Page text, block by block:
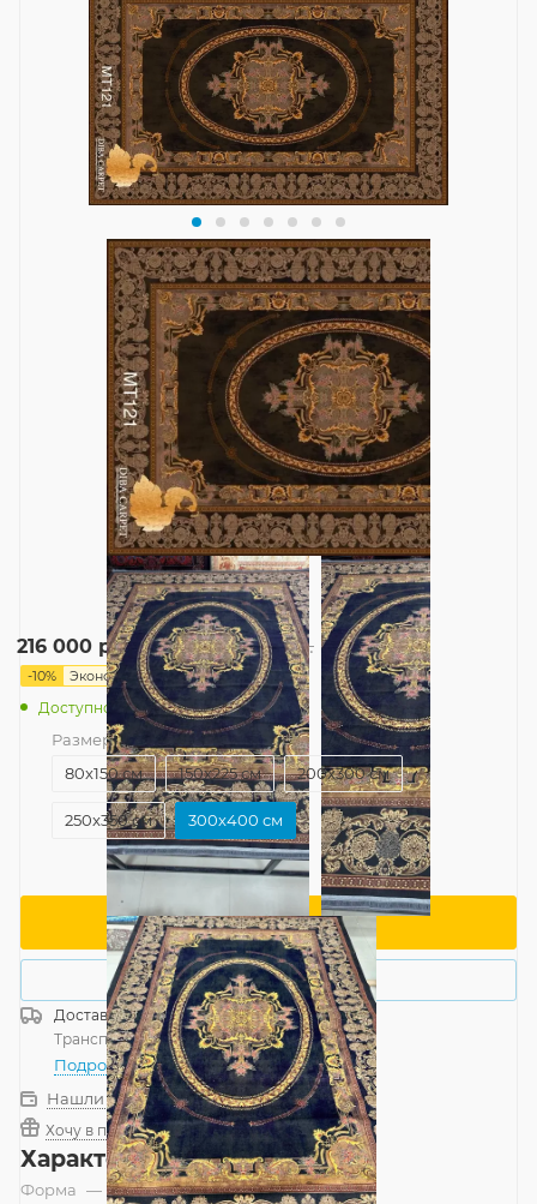
216 000 руб./шт 240 000руб.
-10% Экономия24 000руб.
Доступно: 1
Размер —
300x400 см
80x150 см
150x225 см 200x300 см
250x350 см 300x400 см
В корзину
Купить в 1 клик
ДоставкаРоссия
Транспортной компанией—бесплатно
Подробнее
Нашли дешевле?
Хочу в подарок
Характеристики
Форма — Прямоугольник